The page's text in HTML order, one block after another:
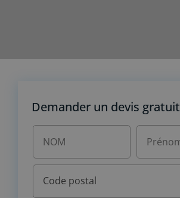
Demander un devis gratuit
Code postal